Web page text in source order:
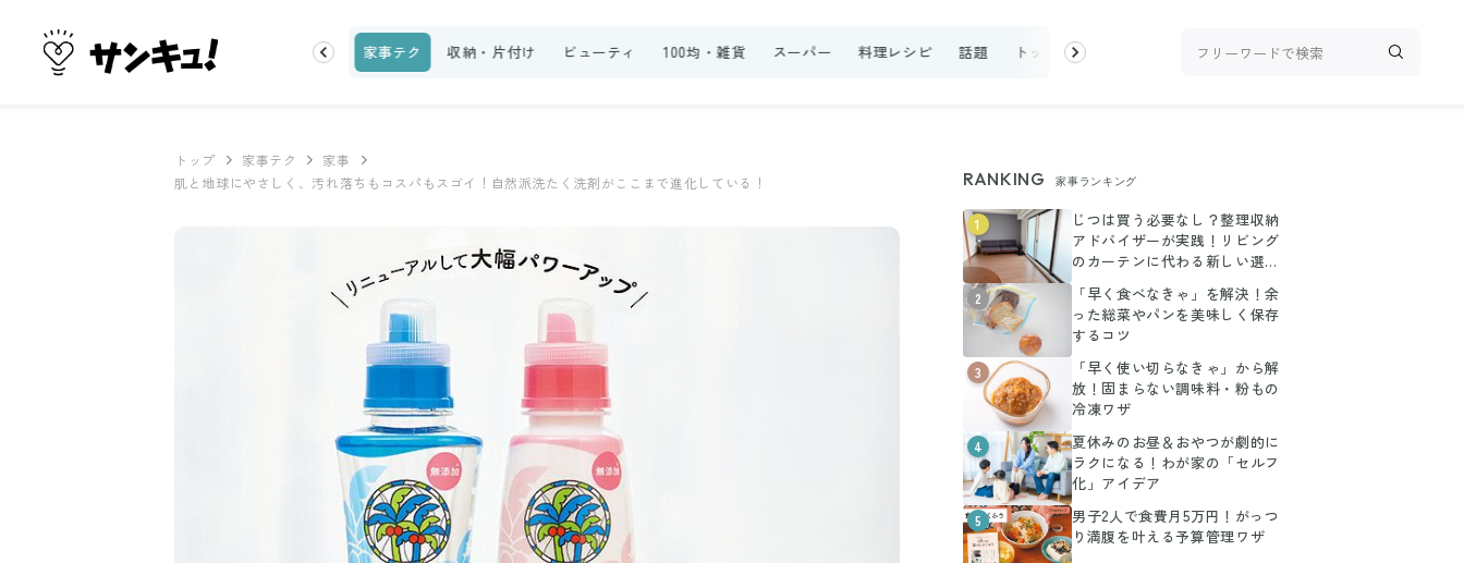
話題 トップ 新着 ランキング お金 家事テク 収納・片付け ビューティ 100均・雑貨 スーパー 料理レシピ 話題 トップ 新着 ランキング お金 家事テク 収納・片付
トップ 家事テク
家事
肌と地球にやさしく、汚れ落ちもコスパもスゴイ！自然派洗たく洗剤がここまで進化している！
RANKING 家事ランキング
1
じつは買う必要なし？整理収納
アドバイザーが実践！リビング
のカーテンに代わる新しい選択
2
「早く食べなきゃ」を解決！余
った総菜やパンを美味しく保存
するコツ
3
「早く使い切らなきゃ」から解
放！固まらない調味料・粉もの
冷凍ワザ
4
夏休みのお昼＆おやつが劇的に
ラクになる！わが家の「セルフ
化」アイデア
5
男子2人で食費月5万円！がっつ
り満腹を叶える予算管理ワザ